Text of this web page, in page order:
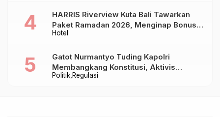
Hotel
HARRIS Riverview Kuta Bali Tawarkan
Paket Ramadan 2026, Menginap Bonus
Takjil hingga Bukber Mulai Rp88.888
Politik Regulasi
Gatot Nurmantyo Tuding Kapolri
Membangkang Konstitusi, Aktivis
Tegaskan Polri Tak Punya Sejarah